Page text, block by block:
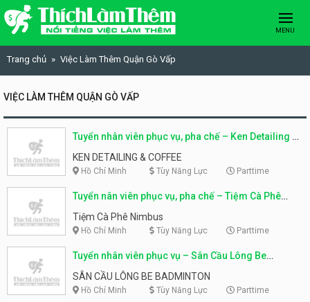
Skip to content
MENU
Trang chủ Việc Làm Thêm Quận Gò Vấp
VIỆC LÀM THÊM QUẬN GÒ VẤP
Tuyển nhân viên phục vụ, pha chế – Ken Detailing &
Coffee
KEN DETAILING & COFFEE
Hồ Chí Minh Tùy Năng Lực Parttime
Tuyển nân viên phục vụ, pha chế – Tiệm Cà Phê
Nimbus
Tiệm Cà Phê Nimbus
Hồ Chí Minh Tùy Năng Lực Parttime
Tuyển nhân viên phục vụ – Sân Cầu Lông Be
Badminton
SÂN CẦU LÔNG BE BADMINTON
Hồ Chí Minh Tùy Năng Lực Parttime